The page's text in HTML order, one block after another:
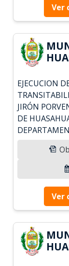
Ver
EJECUCION
JIRÓN
DE
Ver